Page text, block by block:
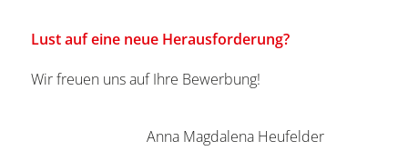
Lust auf eine neue Herausforderung?
Wir freuen uns auf Ihre Bewerbung!
Anna Magdalena Heufelder